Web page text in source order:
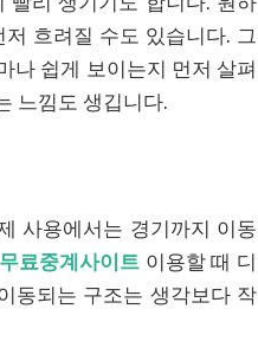
흐려질 수도 있습니다. 그
나 쉽게 보이는지 먼저 살펴
느낌도 생깁니다.
사용에서는 경기까지 이동
무료중계사이트 이용할 때 디
동되는 구조는 생각보다 작